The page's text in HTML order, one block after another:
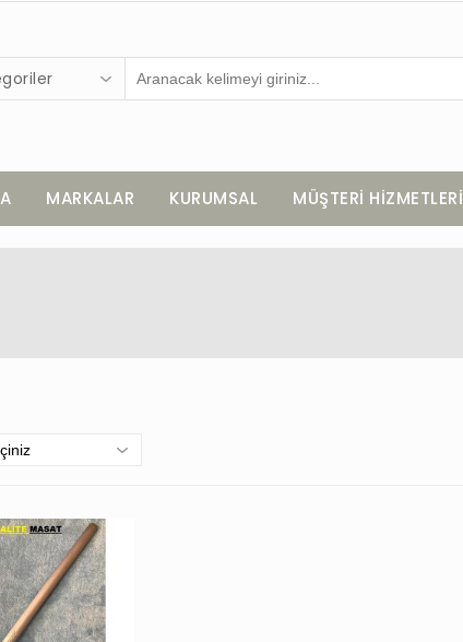
MARKALAR KURUMSAL MÜŞTERİ HİZMETLERİ